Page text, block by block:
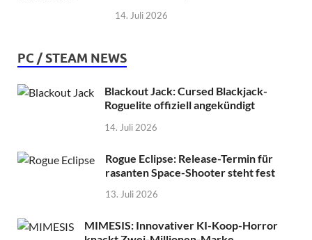
14. Juli 2026
PC / STEAM NEWS
Blackout Jack: Cursed Blackjack-
Roguelite offiziell angekündigt
14. Juli 2026
Rogue Eclipse: Release-Termin für
rasanten Space-Shooter steht fest
13. Juli 2026
MIMESIS: Innovativer KI-Koop-Horror